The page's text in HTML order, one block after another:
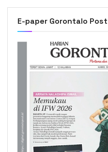
E-paper Gorontalo